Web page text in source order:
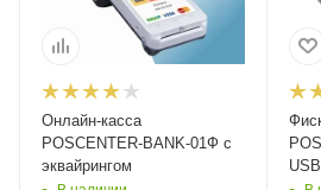
Онлайн-касса
POSCENTER-BANK-01Ф с
эквайрингом